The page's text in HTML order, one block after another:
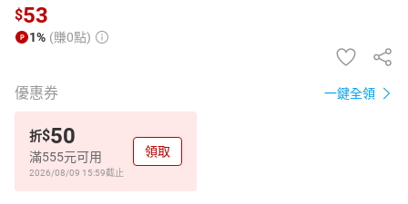
$53
1% (賺0點)
優惠券 一鍵全領
折$50
滿555元可用
2026/08/09 15:59截止
領取